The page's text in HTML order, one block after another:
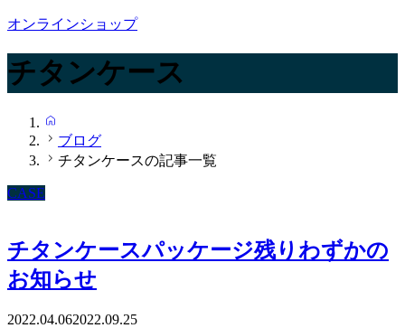
オンラインショップ
チタンケース
ブログ
チタンケースの記事一覧
CASE
チタンケースパッケージ残りわずかの
お知らせ
2022.04.062022.09.25